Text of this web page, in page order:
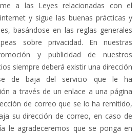
a las Leyes relacionadas con el
y sigue las buenas prácticas y
basándose en las reglas generales
sobre privacidad. En nuestras
y publicidad de nuestros
siempre deberá existir una dirección
de baja del servicio que le ha
a través de un enlace a una página
de correo que se lo ha remitido,
su dirección de correo, en caso de
le agradeceremos que se ponga en